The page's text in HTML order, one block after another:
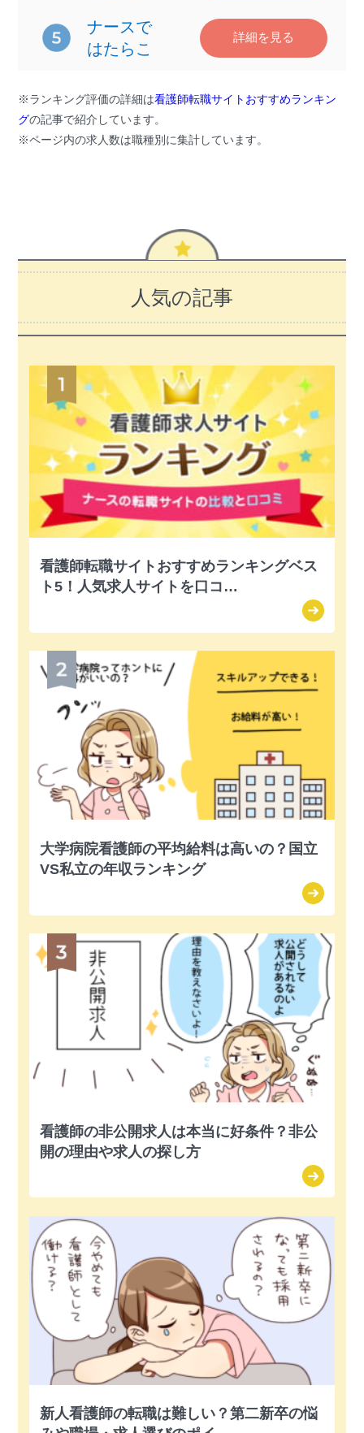
ナースで
はたらこ
詳細を見る
※ランキング評価の詳細は看護師転職サイトおすすめランキン
グの記事で紹介しています。
※ページ内の求人数は職種別に集計しています。
人気の記事
看護師転職サイトおすすめランキングベス
ト5！人気求人サイトを口コ…
大学病院看護師の平均給料は高いの？国立
VS私立の年収ランキング
看護師の非公開求人は本当に好条件？非公
開の理由や求人の探し方
新人看護師の転職は難しい？第二新卒の悩